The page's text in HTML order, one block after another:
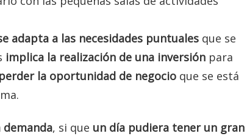
adapta a las necesidades puntuales que se
implica la realización de una inversión para
perder la oportunidad de negocio que se está
, si que un día pudiera tener un gran